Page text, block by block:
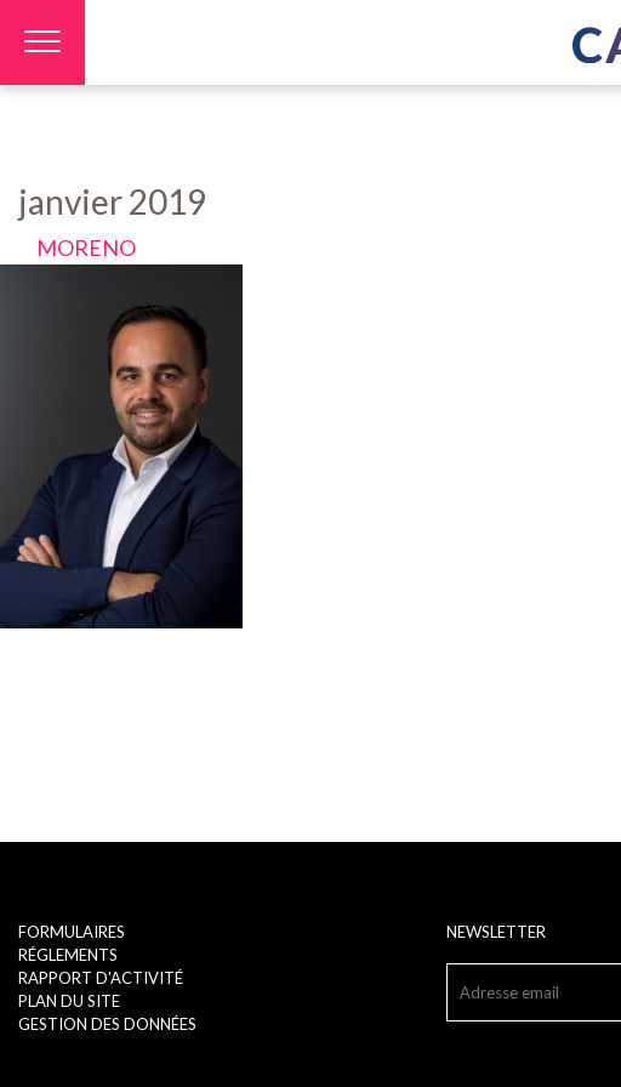
janvier 2019
MORENO
FORMULAIRES
RÉGLEMENTS
RAPPORT D'ACTIVITÉ
PLAN DU SITE
GESTION DES DONNÉES
NEWSLETTER